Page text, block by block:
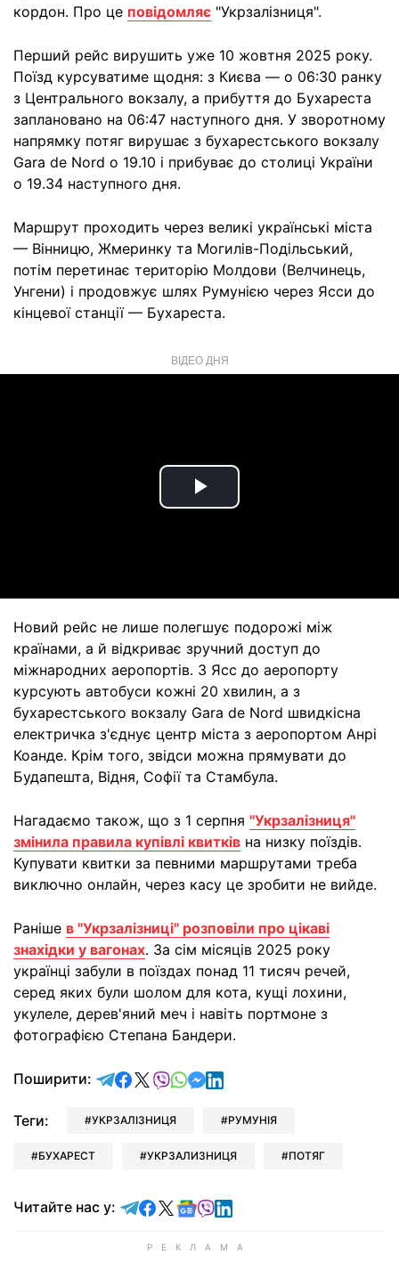
кордон. Про це повідомляє "Укрзалізниця".
Перший рейс вирушить уже 10 жовтня 2025 року.
Поїзд курсуватиме щодня: з Києва — о 06:30 ранку
з Центрального вокзалу, а прибуття до Бухареста
заплановано на 06:47 наступного дня. У зворотному
напрямку потяг вирушає з бухарестського вокзалу
Gara de Nord о 19.10 і прибуває до столиці України
о 19.34 наступного дня.
Маршрут проходить через великі українські міста
— Вінницю, Жмеринку та Могилів-Подільський,
потім перетинає територію Молдови (Велчинець,
Унгени) і продовжує шлях Румунією через Ясси до
кінцевої станції — Бухареста.
ВІДЕО ДНЯ
Play
Новий рейс не лише полегшує подорожі між
країнами, а й відкриває зручний доступ до
міжнародних аеропортів. З Ясс до аеропорту
курсують автобуси кожні 20 хвилин, а з
бухарестського вокзалу Gara de Nord швидкісна
електричка з'єднує центр міста з аеропортом Анрі
Коанде. Крім того, звідси можна прямувати до
Будапешта, Відня, Софії та Стамбула.
Нагадаємо також, що з 1 серпня "Укрзалізниця"
змінила правила купівлі квитків на низку поїздів.
Купувати квитки за певними маршрутами треба
виключно онлайн, через касу це зробити не вийде.
Раніше в "Укрзалізниці" розповіли про цікаві
знахідки у вагонах. За сім місяців 2025 року
українці забули в поїздах понад 11 тисяч речей,
серед яких були шолом для кота, кущі лохини,
укулеле, дерев'яний меч і навіть портмоне з
фотографією Степана Бандери.
Поширити: відправити у Telegram
поділитись у Facebook
поділитись у X
відправити у Viber
відправити у Whatsapp
відправити у Messenger
відправити у LinkedIn
Теги: УКРЗАЛІЗНИЦЯ РУМУНІЯ
БУХАРЕСТ УКРЗАЛИЗНИЦЯ ПОТЯГ
Читайте нас у: Читайте у Telegram
Читайте у Facebook
Читайте у X
Читайте у Google news
Читайте у Viber
Читайте у LinkedIn